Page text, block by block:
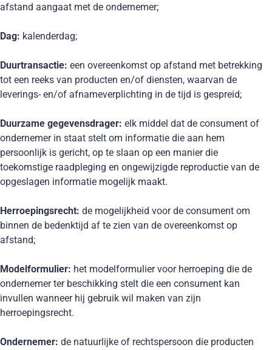
afstand aangaat met de ondernemer;
Dag: kalenderdag;
Duurtransactie: een overeenkomst op afstand met betrekking
tot een reeks van producten en/of diensten, waarvan de
leverings- en/of afnameverplichting in de tijd is gespreid;
Duurzame gegevensdrager: elk middel dat de consument of
ondernemer in staat stelt om informatie die aan hem
persoonlijk is gericht, op te slaan op een manier die
toekomstige raadpleging en ongewijzigde reproductie van de
opgeslagen informatie mogelijk maakt.
Herroepingsrecht: de mogelijkheid voor de consument om
binnen de bedenktijd af te zien van de overeenkomst op
afstand;
Modelformulier: het modelformulier voor herroeping die de
ondernemer ter beschikking stelt die een consument kan
invullen wanneer hij gebruik wil maken van zijn
herroepingsrecht.
Ondernemer: de natuurlijke of rechtspersoon die producten